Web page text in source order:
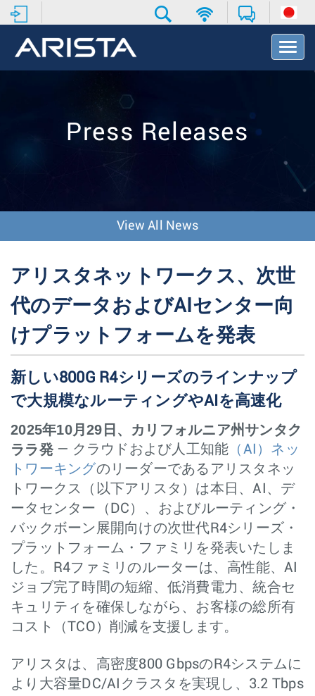
T
o
v
o
Press Releases
View All News
アリスタネットワークス、次世
代のデータおよびAIセンター向
けプラットフォームを発表
新しい800G R4シリーズのラインナップ
で大規模なルーティングやAIを高速化
2025年10月29日、カリフォルニア州サンタク
ララ発— クラウドおよび人工知能 （AI）ネッ
トワーキングのリーダーであるアリスタネッ
トワークス（以下アリスタ）は本日、AI、デ
ータセンター（DC）、およびルーティング・
バックボーン展開向けの次世代R4シリーズ・
プラットフォーム・ファミリを発表いたしま
した。R4ファミリのルーターは、高性能、AI
ジョブ完了時間の短縮、低消費電力、統合セ
キュリティを確保しながら、お客様の総所有
コスト（TCO）削減を支援します。
アリスタは、高密度800 GbpsのR4システムに
より大容量DC/AIクラスタを実現し、3.2 Tbps